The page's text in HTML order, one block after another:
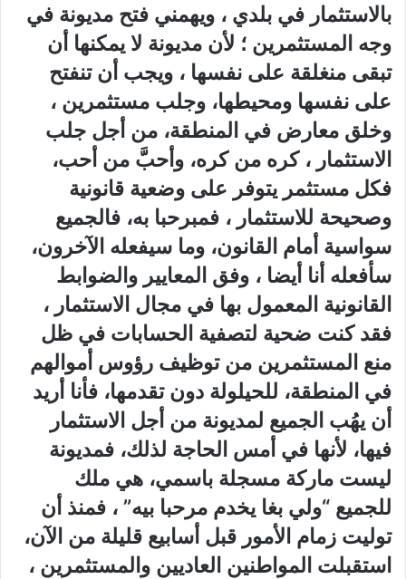
بالاستثمار في بلدي ، ويهمني فتح مديونة في
وجه المستثمرين ؛ لأن مديونة لا يمكنها أن
تبقى منغلقة على نفسها ، ويجب أن تنفتح
على نفسها ومحيطها، وجلب مستثمرين ،
وخلق معارض في المنطقة، من أجل جلب
الاستثمار ، كره من كره، وأحبَّ من أحب،
فكل مستثمر يتوفر على وضعية قانونية
وصحيحة للاستثمار ، فمبرحبا به، فالجميع
سواسية أمام القانون، وما سيفعله الآخرون،
سأفعله أنا أيضا ، وفق المعايير والضوابط
القانونية المعمول بها في مجال الاستثمار ،
فقد كنت ضحية لتصفية الحسابات في ظل
منع المستثمرين من توظيف رؤوس أموالهم
في المنطقة، للحيلولة دون تقدمها، فأنا أريد
أن يهُب الجميع لمديونة من أجل الاستثمار
فيها، لأنها في أمس الحاجة لذلك، فمديونة
ليست ماركة مسجلة باسمي، هي ملك
للجميع “ولي بغا يخدم مرحبا بيه” ، فمنذ أن
توليت زمام الأمور قبل أسابيع قليلة من الآن،
استقبلت المواطنين العاديين والمستثمرين ،